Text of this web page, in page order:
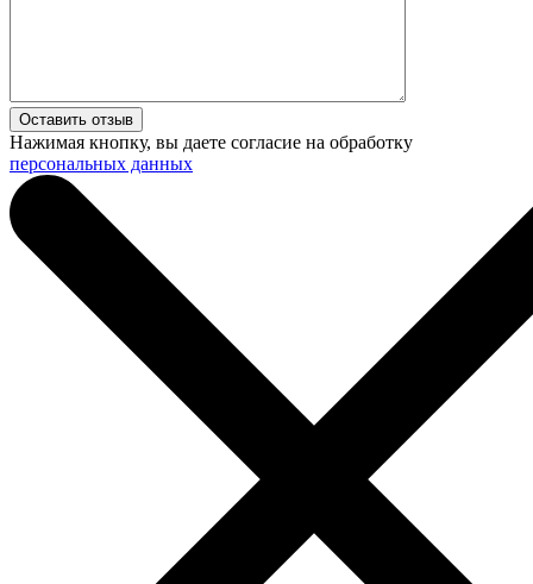
Нажимая кнопку, вы даете согласие на обработку
персональных данных